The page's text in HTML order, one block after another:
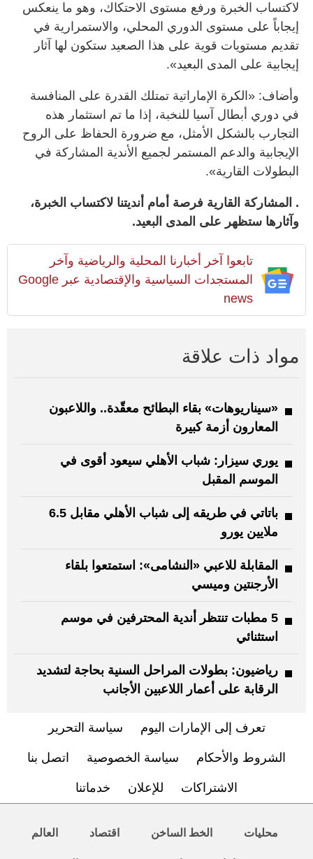
لاكتساب الخبرة ورفع مستوى الاحتكاك، وهو ما ينعكس
إيجاباً على مستوى الدوري المحلي، والاستمرارية في
تقديم مستويات قوية على هذا الصعيد ستكون لها آثار
إيجابية على المدى البعيد».
وأضاف: «الكرة الإماراتية تمتلك القدرة على المنافسة
في دوري أبطال آسيا للنخبة، إذا ما تم استثمار هذه
التجارب بالشكل الأمثل، مع ضرورة الحفاظ على الروح
الإيجابية والدعم المستمر لجميع الأندية المشاركة في
البطولات القارية».
. المشاركة القارية فرصة أمام أنديتنا لاكتساب الخبرة،
وآثارها ستظهر على المدى البعيد.
تابعوا آخر أخبارنا المحلية والرياضية وآخر
المستجدات السياسية والإقتصادية عبر Google
news
مواد ذات علاقة
«سيناريوهات» بقاء البطائح معقّدة.. واللاعبون
المعارون أزمة كبيرة
يوري سيزار: شباب الأهلي سيعود أقوى في
الموسم المقبل
باتاتي في طريقه إلى شباب الأهلي مقابل 6.5
ملايين يورو
المقابلة للاعبي «النشامى»: استمتعوا بلقاء
الأرجنتين وميسي
5 مطبات تنتظر أندية المحترفين في موسم
استثنائي
رياضيون: بطولات المراحل السنية بحاجة لتشديد
الرقابة على أعمار اللاعبين الأجانب
تعرف إلى الإمارات اليوم سياسة التحرير
الشروط والأحكام سياسة الخصوصية اتصل بنا
الاشتراكات للإعلان خدماتنا
محليات الخط الساخن اقتصاد العالم